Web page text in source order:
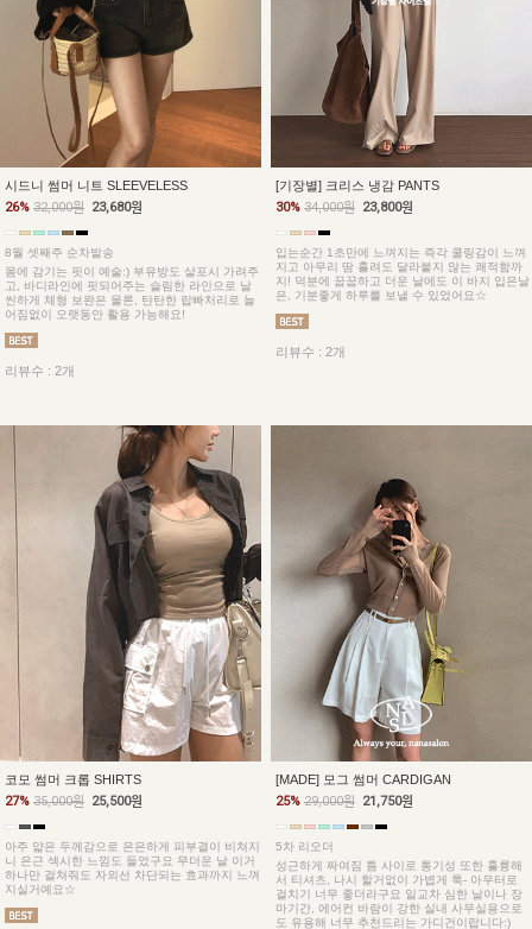
시드니 썸머 니트 SLEEVELESS
26% 32,000원 23,680원
8월 셋째주 순차발송
몸에 감기는 핏이 예술:) 부유방도 살포시 가려주
고, 바디라인에 핏되어주는 슬림한 라인으로 날
씬하게 체형 보완은 물론, 탄탄한 랍빠처리로 늘
어짐없이 오랫동안 활용 가능해요!
리뷰수 : 2개
[기장별] 크리스 냉감 PANTS
30% 34,000원 23,800원
입는순간 1초만에 느껴지는 즉각 쿨링감이 느껴
지고 아무리 땀 흘려도 달라붙지 않는 쾌적함까
지! 덕분에 꿉꿉하고 더운 날에도 이 바지 입은날
은, 기분좋게 하루를 보낼 수 있었어요☆
리뷰수 : 2개
코모 썸머 크롭 SHIRTS
27% 35,000원 25,500원
아주 얇은 두께감으로 은은하게 피부결이 비쳐지
니 은근 섹시한 느낌도 들었구요 무더운 날 이거
하나만 걸쳐줘도 자외선 차단되는 효과까지 느껴
지실거예요☆
[MADE] 모그 썸머 CARDIGAN
25% 29,000원 21,750원
5차 리오더
성근하게 짜여짐 틈 사이로 통기성 또한 훌륭해
서 티셔츠, 나시 할거없이 가볍게 툭- 아우터로
걸치기 너무 좋더라구요 일교차 심한 날이나 장
마기간, 에어컨 바람이 강한 실내 사무실용으로
도 유용해 너무 추천드리는 가디건이랍니다:)